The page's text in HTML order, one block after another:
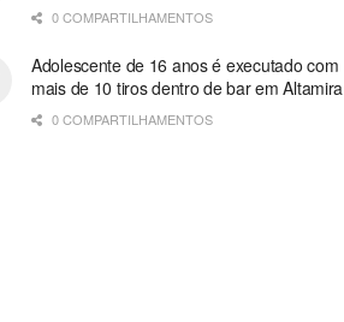
0 COMPARTILHAMENTOS
Adolescente de 16 anos é executado com
mais de 10 tiros dentro de bar em Altamira
0 COMPARTILHAMENTOS